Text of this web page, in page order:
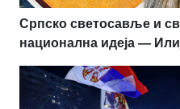
Српско светосавље и
национална идеја —